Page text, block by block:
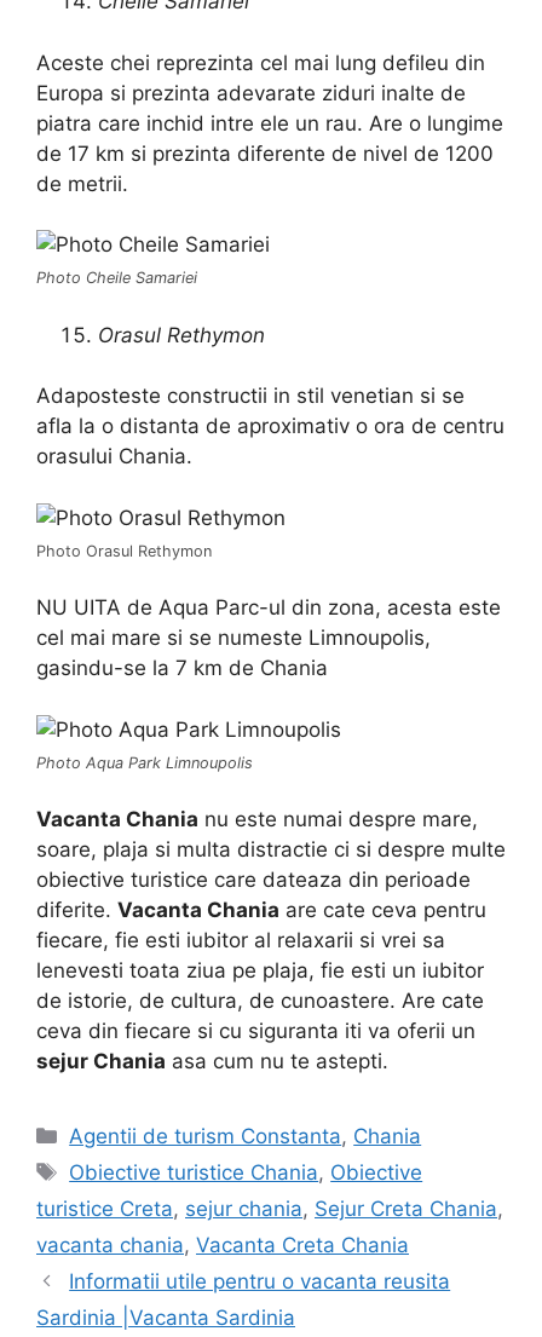
Aceste chei reprezinta cel mai lung defileu din
Europa si prezinta adevarate ziduri inalte de
piatra care inchid intre ele un rau. Are o lungime
de 17 km si prezinta diferente de nivel de 1200
de metrii.
Photo Cheile Samariei
Orasul Rethymon
Adaposteste constructii in stil venetian si se
afla la o distanta de aproximativ o ora de centru
orasului Chania.
Photo Orasul Rethymon
NU UITA de Aqua Parc-ul din zona, acesta este
cel mai mare si se numeste Limnoupolis,
gasindu-se la 7 km de Chania
Photo Aqua Park Limnoupolis
Vacanta Chania nu este numai despre mare,
soare, plaja si multa distractie ci si despre multe
obiective turistice care dateaza din perioade
diferite. Vacanta Chania are cate ceva pentru
fiecare, fie esti iubitor al relaxarii si vrei sa
lenevesti toata ziua pe plaja, fie esti un iubitor
de istorie, de cultura, de cunoastere. Are cate
ceva din fiecare si cu siguranta iti va oferii un
sejur Chania asa cum nu te astepti.
Categorii
Agentii de turism Constanta, Chania
Etichete
Obiective turistice Chania, Obiective
turistice Creta, sejur chania, Sejur Creta Chania,
vacanta chania, Vacanta Creta Chania
Informatii utile pentru o vacanta reusita
Sardinia |Vacanta Sardinia